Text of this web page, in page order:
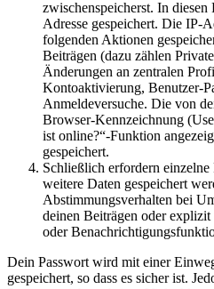
zwischenspeicherst. In
Adresse gespeichert. Die IP-
folgenden Aktionen
Beiträgen (dazu zählen
Änderungen an zentralen
Kontoaktivierung, Benutzer-
Anmeldeversuche. Die von
Browser-Kennzeichnung
ist online?“-Funktion
gespeichert.
Schließlich erfordern
weitere Daten gespeichert
Abstimmungsverhalten bei
deinen Beiträgen oder
oder
Dein Passwort wird mit einer
gespeichert, so dass es sicher ist.